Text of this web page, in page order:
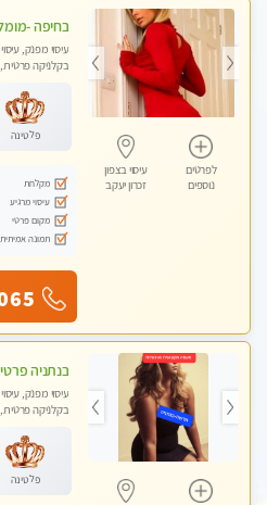
לפרטים
נוספים
עיסוי בצפון
זכרון יעקב
עיסוי מפנק,
בקלניקה
פלטינה
מקלחת
עיסוי מרגיע
מקום פרטי
תמונה אמיתית
עיסוי מפנק,
בקלניקה
פלטינה